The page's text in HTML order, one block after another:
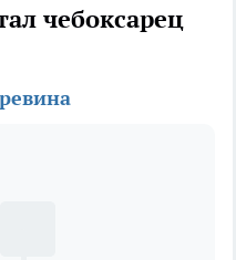
чебоксарец